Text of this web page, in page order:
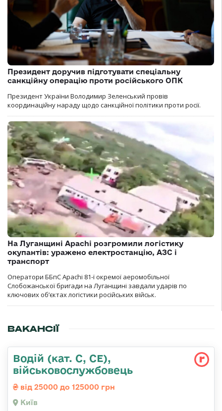
Президент доручив підготувати спеціальну
санкційну операцію проти російського ОПК
Президент України Володимир Зеленський провів
координаційну нараду щодо санкційної політики проти росії.
На Луганщині Apachi розгромили логістику
окупантів: уражено електростанцію, АЗС і
транспорт
Оператори ББпС Apachi 81-ї окремої аеромобільної
Слобожанської бригади на Луганщині завдали ударів по
ключових об’єктах логістики російських військ.
ВАКАНСІЇ
Водій (кат. С, СЕ),
військовослужбовець
від 25000 до 125000 грн
Київ